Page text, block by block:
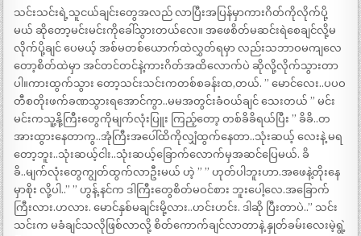
သင်းသင်းရဲ့သူငယ်ချင်းတွေအလည် လာပြီးအပြန်မှာကားဂိတ်ကိုလိုက်ပို့
မယ် ဆိုတော့မင်းမင်းကိုခေါ်သွားတယ်လေ။ အဖေစိတ်မဆင်းရဲစေချင်လို့မ
လိုက်ပို့ချင် ပေမယ့် အစ်မတစ်ယောက်ထဲလွှတ်ရမှာ လည်းသဘာဝမကျလေ
တော့စိတ်ထဲမှာ အင်တင်တင်နဲ့ကားဂိတ်အထိလောက်ပဲ ဆိုလို့လိုက်သွားတာ
ပါ။ကားထွက်သွား တော့သင်းသင်းကတစ်စခန်းထ,တယ်. ” မောင်လေး..ပပဝ
တီစတိုးဖက်ခဏသွားရအောင်ကွာ..မမအတွင်းခံဝယ်ချင် သေးတယ် ” မင်း
မင်းကသူ့နို့ကြီးတွေကိုမျက်လုံးပြူး ကြည့်တော့ တစ်ခိခိရယ်ပြီး ” ခိခိ..တ
အားထွားနေတာကွ..အုံကြီးအပေါ်ထိကိုလျှံထွက်နေတာ..သုံးဆယ့် လေးနဲ့ မရ
တော့ဘူး..သုံးဆယ့်ငါး..သုံးဆယ့်ခြောက်လောက်မှအဆင်ပြေမယ်. ခိ
ခိ..မျက်လုံးတွေကျွတ်ထွက်လာဦးမယ် ဟဲ့ ” ” ဟုတ်ပါဘူးဟာ.အဖေနဲ့တိုးနေ
မှာစိုး လို့ပါ..” ” ဟွန့်.နင်က ဒါကြီးတွေစိတ်မဝင်စား ဘူးပေါ့လေ.အခြောက်
ကြီးလား.ဟလား. မောင်နှစ်မချင်းမို့လား..ဟင်းဟင်း. ဒါဆို ပြီးတာပဲ..” သင်း
သင်းက မခံချင်သလိုဖြစ်လာလို့ စိတ်ကောက်ချင်လာတာနဲ့ နှုတ်ခမ်းလေးမဲ့ရွဲ့